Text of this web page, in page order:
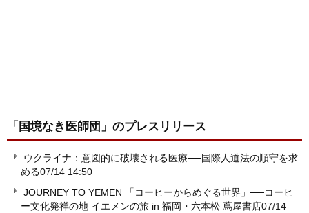
「国境なき医師団」 のプレスリリース
ウクライナ：意図的に破壊される医療──国際人道法の順守を求
める07/14 14:50
JOURNEY TO YEMEN 「コーヒーからめぐる世界」──コーヒ
ー文化発祥の地 イエメンの旅 in 福岡・六本松 蔦屋書店07/14